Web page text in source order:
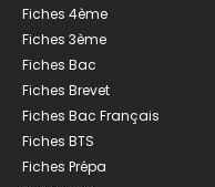
Fiches 4ème
Fiches 3ème
Fiches Bac
Fiches Brevet
Fiches Bac Français
Fiches BTS
Fiches Prépa